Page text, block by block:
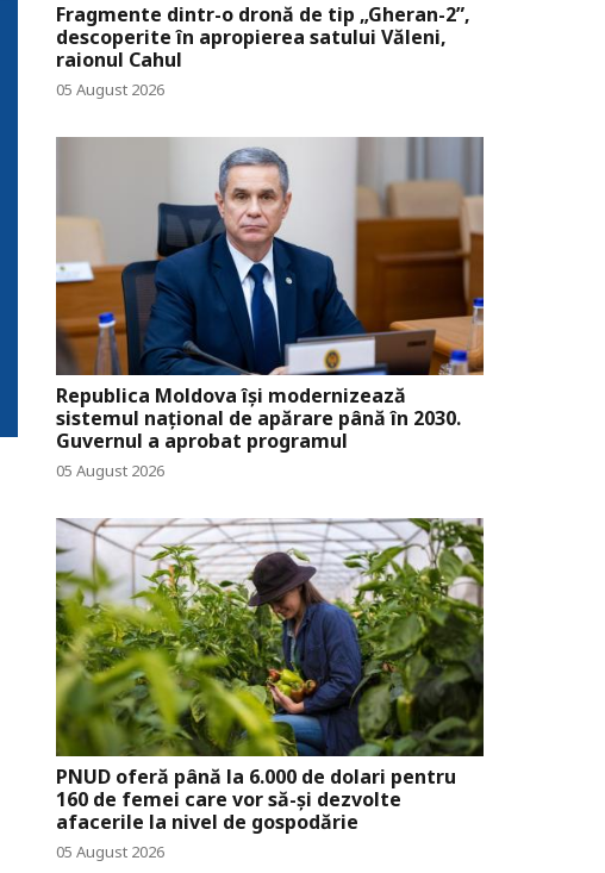
Fragmente dintr-o dronă de tip „Gheran-2”,
descoperite în apropierea satului Văleni,
raionul Cahul
05 August 2026
Republica Moldova își modernizează
sistemul național de apărare până în 2030.
Guvernul a aprobat programul
05 August 2026
PNUD oferă până la 6.000 de dolari pentru
160 de femei care vor să-și dezvolte
afacerile la nivel de gospodărie
05 August 2026